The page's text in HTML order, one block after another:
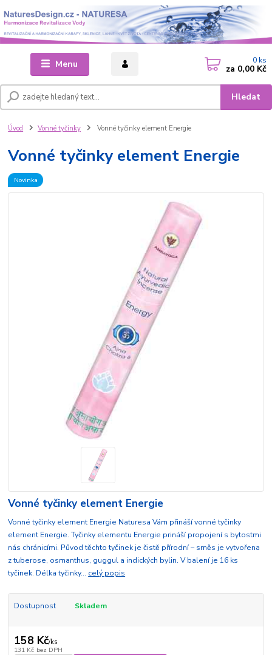
Menu
Hledat
0 ks
za 0,00 Kč
Úvod Vonné tyčinky Vonné tyčinky element Energie
Vonné tyčinky element Energie
Novinka
Vonné tyčinky element Energie
Vonné tyčinky element Energie Naturesa Vám přináší vonné tyčinky
element Energie. Tyčinky elementu Energie prináší propojení s bytostmi
nás chránicími. Původ těchto tyčinek je čistě přírodní – směs je vytvořena
z tuberose, osmanthus, guggul a indických bylin. V balení je 16 ks
tyčinek. Délka tyčinky... celý popis
Dostupnost Skladem
158 Kč/ks
131 Kč bez DPH